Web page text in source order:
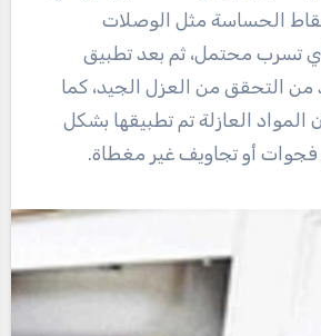
الحساسة مثل الوصلات
تسرب محتمل، ثم بعد تطبيق
من التحقق من العزل الجيد، كما
العازلة تم تطبيقها بشكل
أو تجاويف غير مغطاة.